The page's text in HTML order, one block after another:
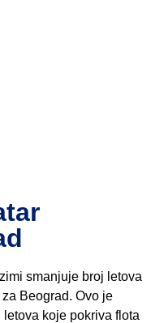
smanjuje broj letova
Beograd. Ovo je
koje pokriva flota